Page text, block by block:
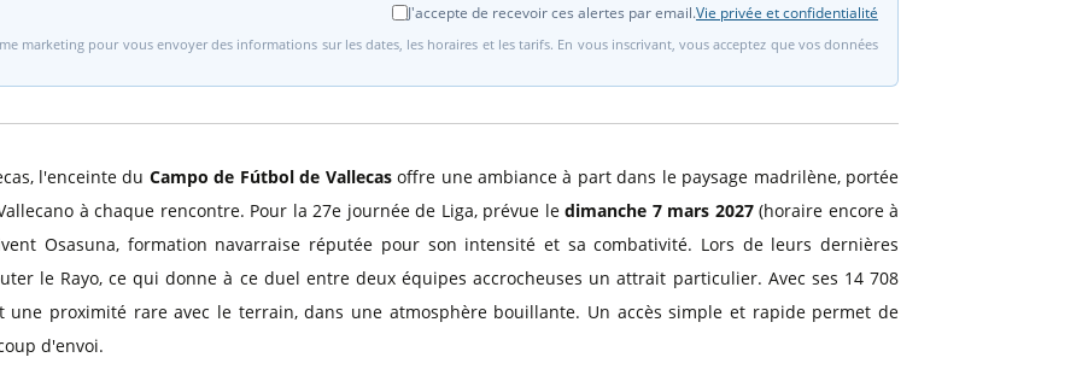
J'accepte de recevoir ces alertes par email.Vie privée et confidentialité
marketing pour vous envoyer des informations sur les dates, les horaires et les tarifs. En vous inscrivant, vous acceptez que vos données
l'enceinte du Campo de Fútbol de Vallecasoffre une ambiance à part dans le paysage madrilène, portée
à chaque rencontre. Pour la 27e journée de Liga, prévue le dimanche 7 mars 2027(horaire encore à
Osasuna, formation navarraise réputée pour son intensité et sa combativité. Lors de leurs dernières
le Rayo, ce qui donne à ce duel entre deux équipes accrocheuses un attrait particulier. Avec ses 14 708
proximité rare avec le terrain, dans une atmosphère bouillante. Un accès simple et rapide permet de
d'envoi.